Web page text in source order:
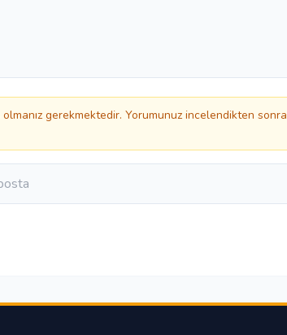
gerekmektedir. Yorumunuz incelendikten sonra